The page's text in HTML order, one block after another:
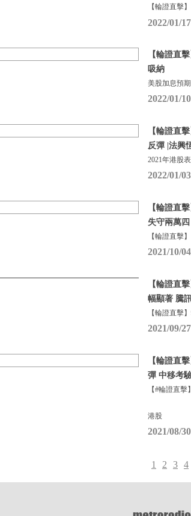
【輪證直擊
2022/01/17
【輪證直
吸納
美股加息預
2022/01/10
【輪證直
反彈 |法興
2021年港股
2022/01/03
【輪證直
失守兩萬四
【輪證直擊
2021/10/04
【輪證直
幅顯著 騰
【輪證直擊
2021/09/27
【輪證直
彈 中移考
【#輪證直擊
港股
2021/08/30
1 2 3 4